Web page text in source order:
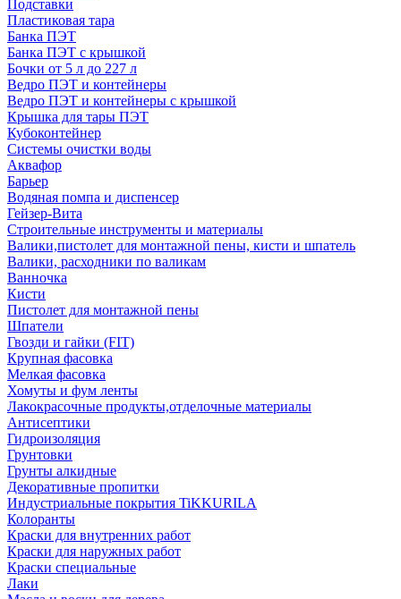
Подставки
Пластиковая тара
Банка ПЭТ
Банка ПЭТ с крышкой
Бочки от 5 л до 227 л
Ведро ПЭТ и контейнеры
Ведро ПЭТ и контейнеры с крышкой
Крышка для тары ПЭТ
Кубоконтейнер
Системы очистки воды
Аквафор
Барьер
Водяная помпа и диспенсер
Гейзер-Вита
Строительные инструменты и материалы
Валики,пистолет для монтажной пены, кисти и шпатель
Валики, расходники по валикам
Ванночка
Кисти
Пистолет для монтажной пены
Шпатели
Гвозди и гайки (FIT)
Крупная фасовка
Мелкая фасовка
Хомуты и фум ленты
Лакокрасочные продукты,отделочные материалы
Антисептики
Гидроизоляция
Грунтовки
Грунты алкидные
Декоративные пропитки
Индустриальные покрытия TiKKURILA
Колоранты
Краски для внутренних работ
Краски для наружных работ
Краски специальные
Лаки